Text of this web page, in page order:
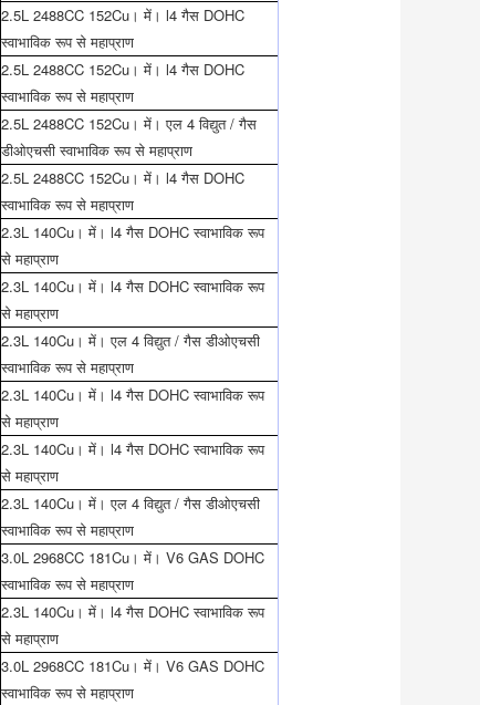
2.5L 2488CC 152Cu। में। l4 गैस DOHC
स्वाभाविक रूप से महाप्राण
2.5L 2488CC 152Cu। में। l4 गैस DOHC
स्वाभाविक रूप से महाप्राण
2.5L 2488CC 152Cu। में। एल 4 विद्युत / गैस
डीओएचसी स्वाभाविक रूप से महाप्राण
2.5L 2488CC 152Cu। में। l4 गैस DOHC
स्वाभाविक रूप से महाप्राण
2.3L 140Cu। में। l4 गैस DOHC स्वाभाविक रूप
से महाप्राण
2.3L 140Cu। में। l4 गैस DOHC स्वाभाविक रूप
से महाप्राण
2.3L 140Cu। में। एल 4 विद्युत / गैस डीओएचसी
स्वाभाविक रूप से महाप्राण
2.3L 140Cu। में। l4 गैस DOHC स्वाभाविक रूप
से महाप्राण
2.3L 140Cu। में। l4 गैस DOHC स्वाभाविक रूप
से महाप्राण
2.3L 140Cu। में। एल 4 विद्युत / गैस डीओएचसी
स्वाभाविक रूप से महाप्राण
3.0L 2968CC 181Cu। में। V6 GAS DOHC
स्वाभाविक रूप से महाप्राण
2.3L 140Cu। में। l4 गैस DOHC स्वाभाविक रूप
से महाप्राण
3.0L 2968CC 181Cu। में। V6 GAS DOHC
स्वाभाविक रूप से महाप्राण